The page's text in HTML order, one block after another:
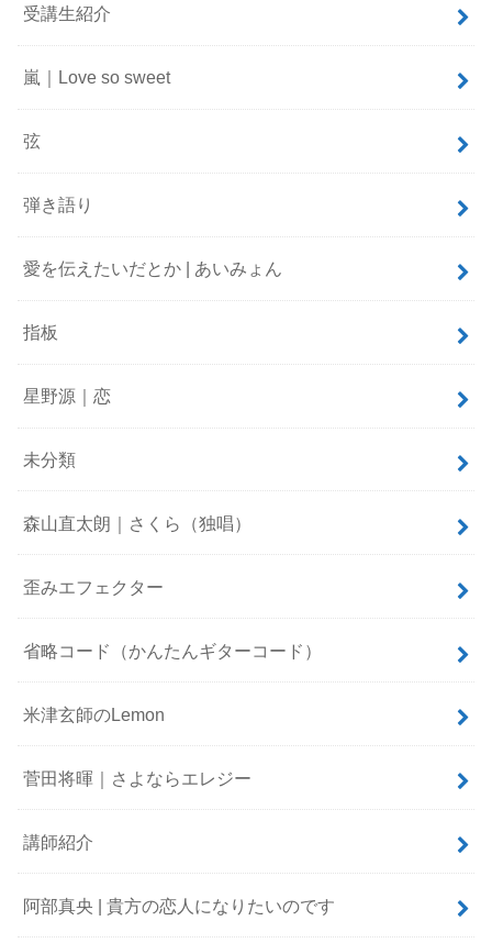
受講生紹介
嵐｜Love so sweet
弦
弾き語り
愛を伝えたいだとか | あいみょん
指板
星野源｜恋
未分類
森山直太朗｜さくら（独唱）
歪みエフェクター
省略コード（かんたんギターコード）
米津玄師のLemon
菅田将暉｜さよならエレジー
講師紹介
阿部真央 | 貴方の恋人になりたいのです